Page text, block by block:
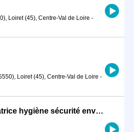
Loiret (45), Centre-Val de Loire -
Loiret (45), Centre-Val de Loire -
Animateur / Animatrice hygiène sécurité environnement (HSE) (H/F)